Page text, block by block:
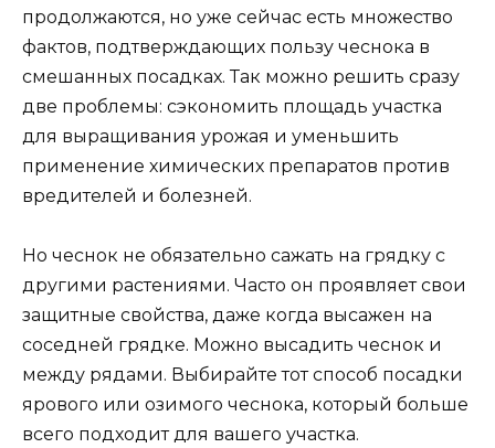
продолжаются, но уже сейчас есть множество
фактов, подтверждающих пользу чеснока в
смешанных посадках. Так можно решить сразу
две проблемы: сэкономить площадь участка
для выращивания урожая и уменьшить
применение химических препаратов против
вредителей и болезней.
Но чеснок не обязательно сажать на грядку с
другими растениями. Часто он проявляет свои
защитные свойства, даже когда высажен на
соседней грядке. Можно высадить чеснок и
между рядами. Выбирайте тот способ посадки
ярового или озимого чеснока, который больше
всего подходит для вашего участка.